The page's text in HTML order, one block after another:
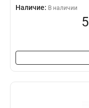
Наличие: В наличии